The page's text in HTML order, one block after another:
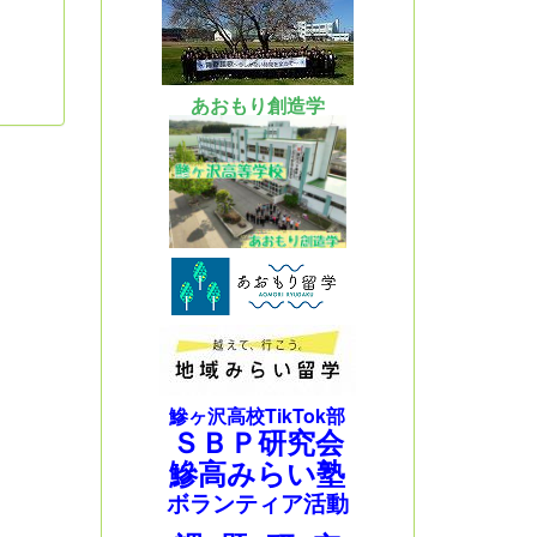
あおもり創造学
鰺ヶ沢高校TikTok部
ＳＢＰ研究会
鰺高みらい塾
ボランティア活動